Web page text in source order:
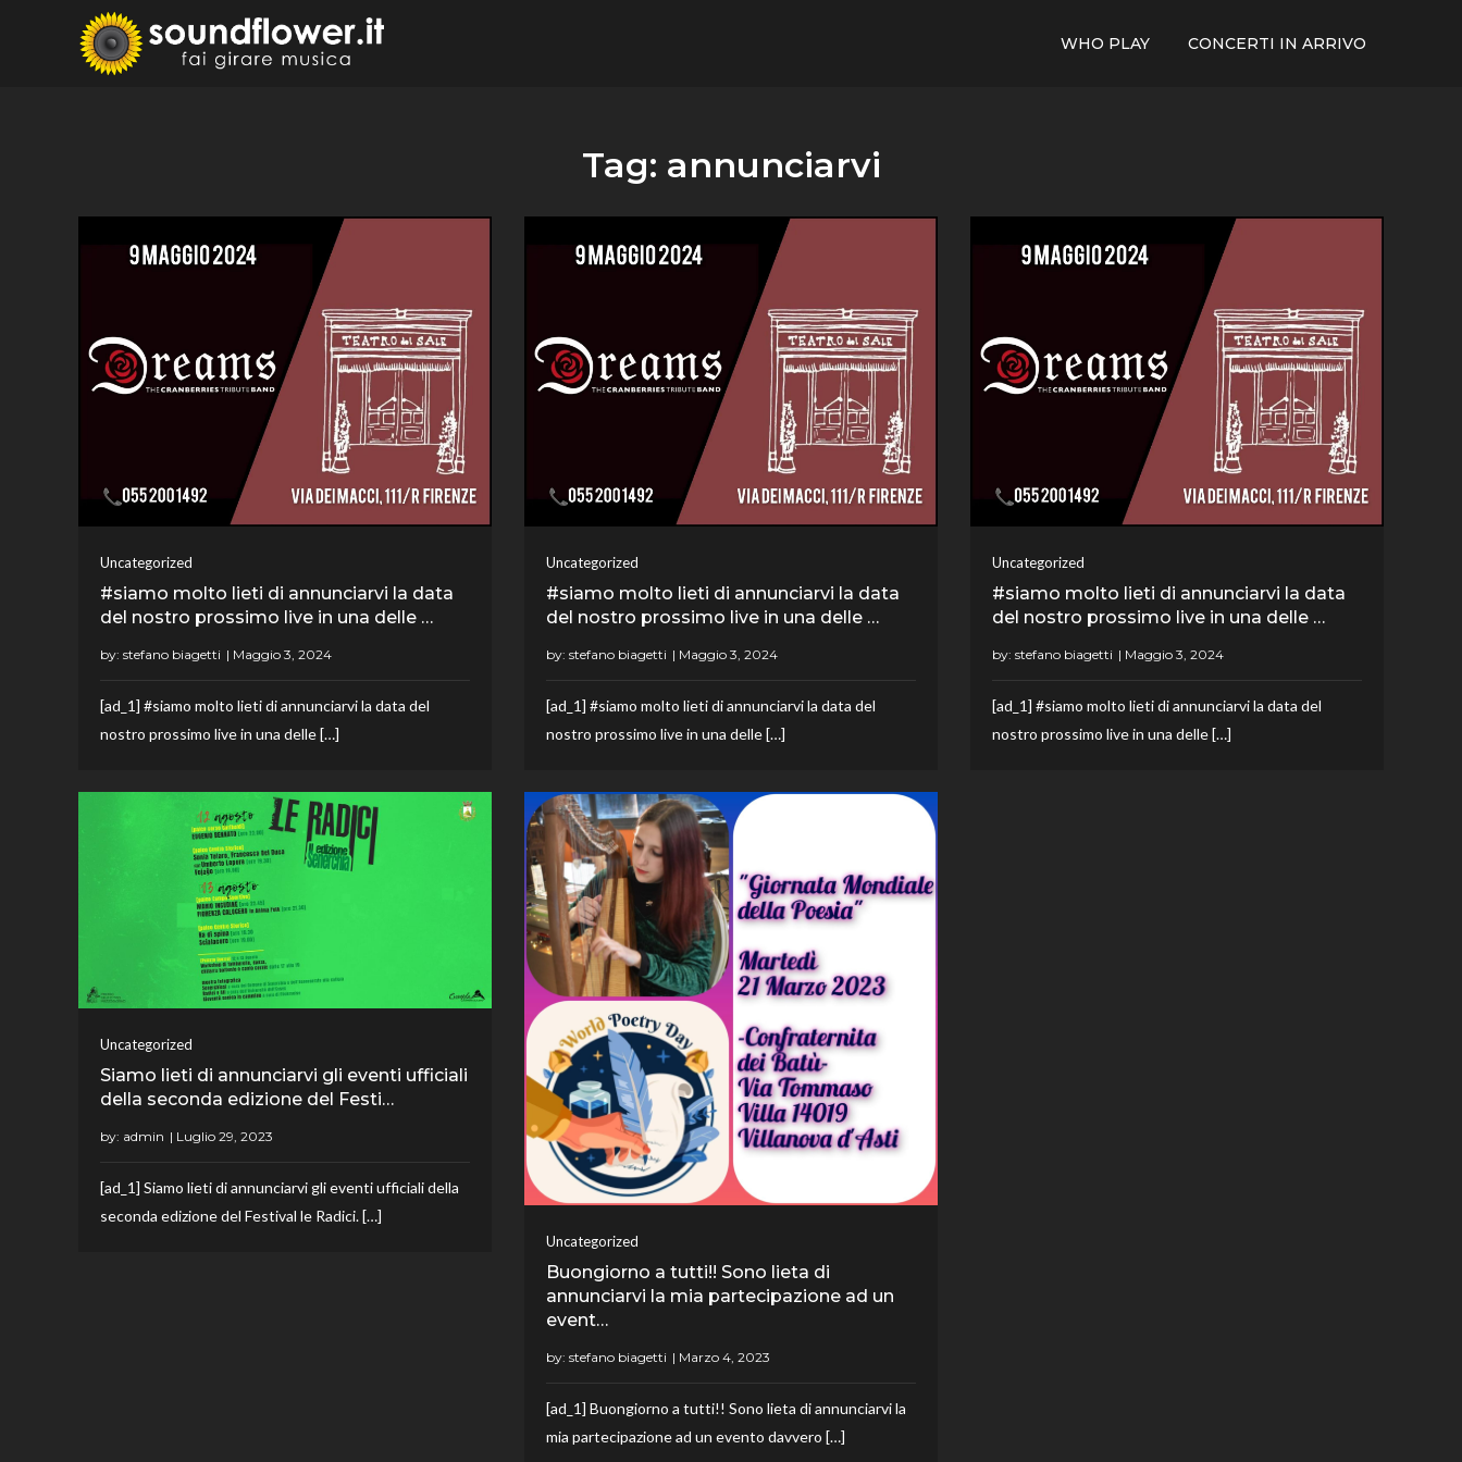
WHO PLAY CONCERTI IN ARRIVO
Tag: annunciarvi
Uncategorized
#siamo molto lieti di annunciarvi la data
del nostro prossimo live in una delle …
by: stefano biagetti
[ad_1] #siamo molto lieti di annunciarvi la data del
nostro prossimo live in una delle […]
Uncategorized
#siamo molto lieti di annunciarvi la data
del nostro prossimo live in una delle …
by: stefano biagetti
[ad_1] #siamo molto lieti di annunciarvi la data del
nostro prossimo live in una delle […]
Uncategorized
#siamo molto lieti di annunciarvi la data
del nostro prossimo live in una delle …
by: stefano biagetti
[ad_1] #siamo molto lieti di annunciarvi la data del
nostro prossimo live in una delle […]
Uncategorized
Siamo lieti di annunciarvi gli eventi ufficiali
della seconda edizione del Festi…
by: admin
[ad_1] Siamo lieti di annunciarvi gli eventi ufficiali della
seconda edizione del Festival le Radici. […]
Uncategorized
Buongiorno a tutti!! Sono lieta di
annunciarvi la mia partecipazione ad un
event…
by: stefano biagetti
[ad_1] Buongiorno a tutti!! Sono lieta di annunciarvi la
mia partecipazione ad un evento davvero […]